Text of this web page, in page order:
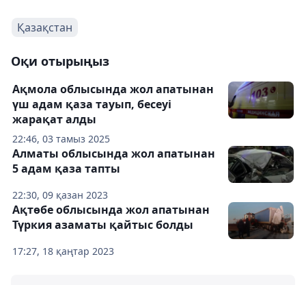
Қазақстан
Оқи отырыңыз
22:46, 03 тамыз 2025
Ақмола облысында жол апатынан
үш адам қаза тауып, бесеуі
жарақат алды
22:30, 09 қазан 2023
Алматы облысында жол апатынан
5 адам қаза тапты
17:27, 18 қаңтар 2023
Ақтөбе облысында жол апатынан
Түркия азаматы қайтыс болды